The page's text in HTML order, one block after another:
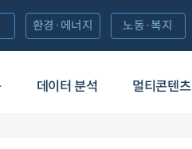
데이터 분석 멀티콘텐츠
환경·에너지 노동·복지